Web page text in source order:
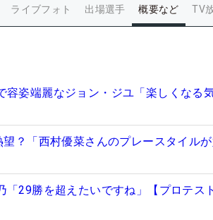
ライブフォト 出場選手 概要など TV
姿端麗なジョン・ジユ「楽しくなる
？「西村優菜さんのプレースタイル
29勝を超えたいですね」【プロテス